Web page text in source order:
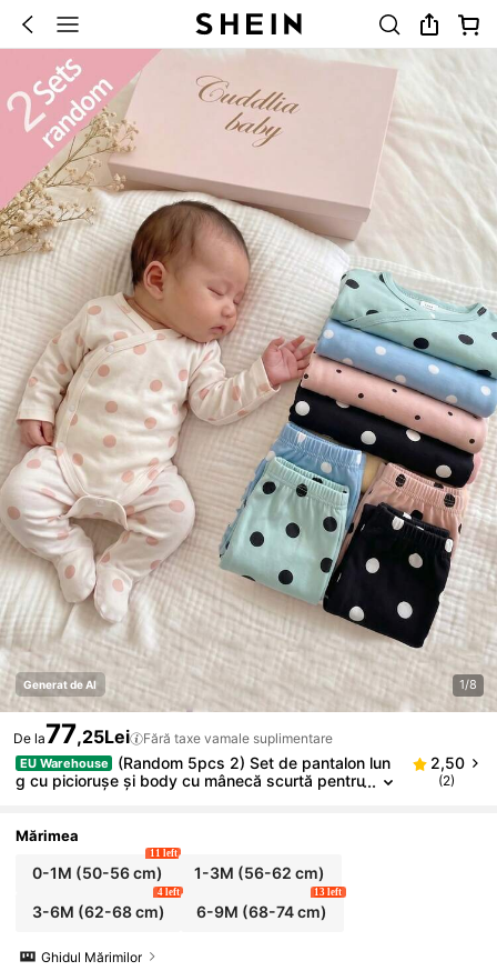
Generat de AI 1/8
De la77,25Lei Fără taxe vamale suplimentare
EU Warehouse
(Random 5pcs 2) Set de pantalon lun
g cu piciorușe și body cu mânecă scurtă pentru
2,50
(2)
Mărimea
0-1M (50-56 cm)
11 left
1-3M (56-62 cm)
3-6M (62-68 cm)
4 left
6-9M (68-74 cm)
13 left
Ghidul Mărimilor